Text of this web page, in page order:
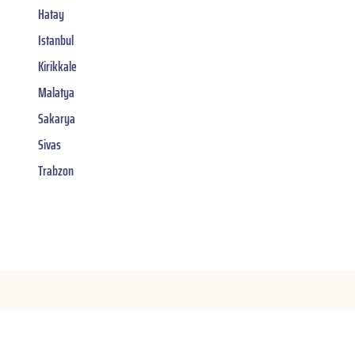
Hatay
Istanbul
Kirikkale
Malatya
Sakarya
Sivas
Trabzon